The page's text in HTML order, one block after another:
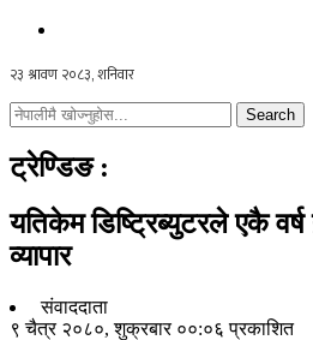
Search
ट्रेण्डिङ :
यतिकेम डिष्ट्रिब्युटरले एकै वर्ष
व्यापार
संवाददाता
९ चैत्र २०८०, शुक्रबार ००:०६ प्रकाशित